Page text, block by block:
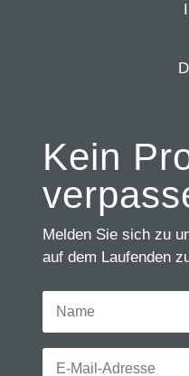
Kein
Melden Sie sich zu
auf dem Laufenden